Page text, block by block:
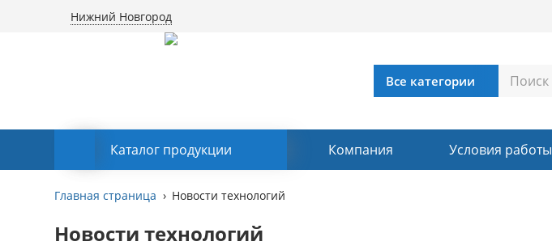
Нижний Новгород
Каталог продукции Компания Условия работы
Главная страница Новости технологий
Новости технологий